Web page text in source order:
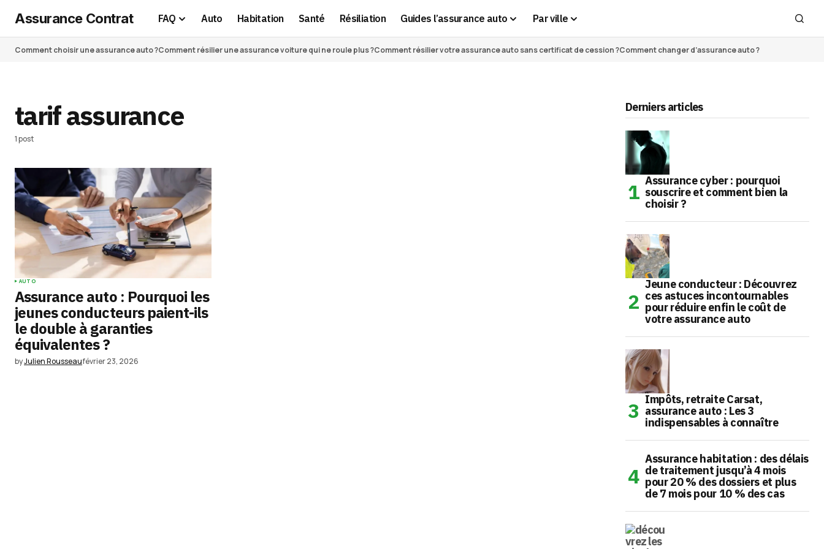
Assurance Contrat FAQ Auto Habitation Santé Résiliation Guides l’assurance auto Par ville
Comment choisir une assurance auto ?Comment résilier une assurance voiture qui ne roule plus ?Comment résilier votre assurance auto sans certificat de cession ?Comment changer d’assurance auto ?
tarif assurance
1 post
AUTO
Assurance auto : Pourquoi les
jeunes conducteurs paient-ils
le double à garanties
équivalentes ?
byJulien Rousseaufévrier 23, 2026
Derniers articles
Assurance cyber : pourquoi
souscrire et comment bien la
choisir ?
Jeune conducteur : Découvrez
ces astuces incontournables
pour réduire enfin le coût de
votre assurance auto
Impôts, retraite Carsat,
assurance auto : Les 3
indispensables à connaître
Assurance habitation : des délais
de traitement jusqu’à 4 mois
pour 20 % des dossiers et plus
de 7 mois pour 10 % des cas